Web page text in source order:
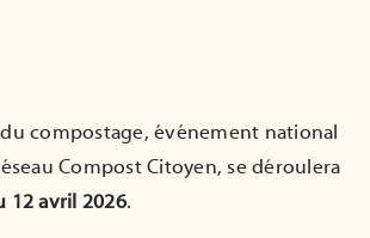
compostage, événement national
Compost Citoyen, se déroulera
12 avril 2026.
autonome en
établissement
16 Juin 2026
du mois
04 Juin